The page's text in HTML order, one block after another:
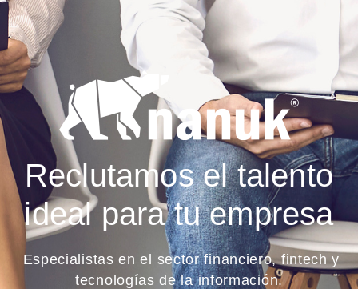
Reclutamos el talento
ideal para tu empresa
Especialistas en el sector financiero, fintech y
tecnologías de la información.